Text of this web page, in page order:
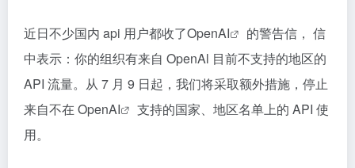
近日不少国内 api 用户都收了OpenAI
的警告信， 信
中表示：你的组织有来自 OpenAl 目前不支持的地区的
API 流量。从 7 月 9 日起，我们将采取额外措施，停止
来自不在 OpenAI
支持的国家、地区名单上的 API 使
用。